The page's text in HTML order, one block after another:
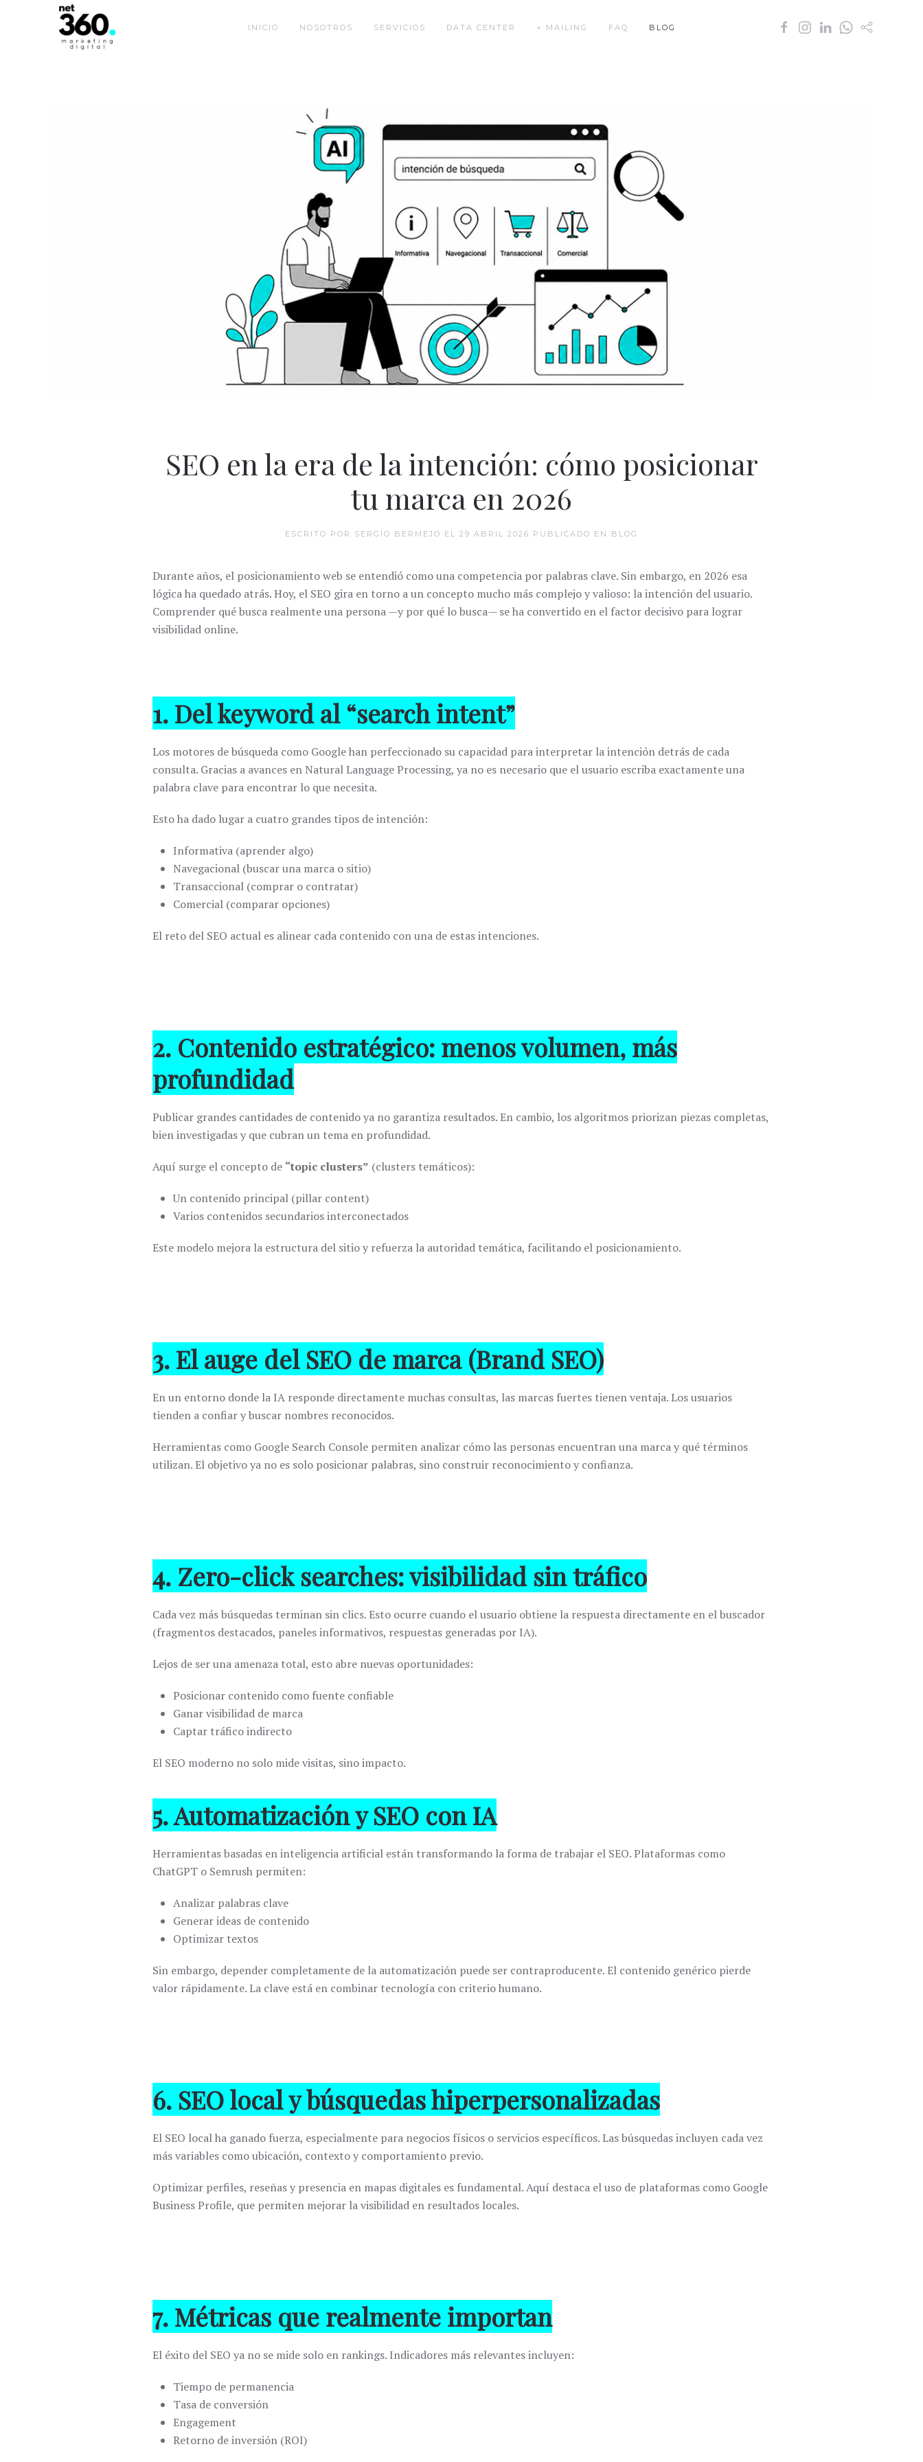
INICIO NOSOTROS SERVICIOS DATA CENTER + MAILING FAQ BLOG
SEO en la era de la intención: cómo posicionar
tu marca en 2026
ESCRITO POR SERGIO BERMEJO EL 29 ABRIL 2026 PUBLICADO EN BLOG
Durante años, el posicionamiento web se entendió como una competencia por palabras clave. Sin embargo, en 2026 esa
lógica ha quedado atrás. Hoy, el SEO gira en torno a un concepto mucho más complejo y valioso: la intención del usuario.
Comprender qué busca realmente una persona —y por qué lo busca— se ha convertido en el factor decisivo para lograr
visibilidad online.
1. Del keyword al “search intent”
Los motores de búsqueda como Googlehan perfeccionado su capacidad para interpretar la intención detrás de cada
consulta. Gracias a avances en Natural Language Processing, ya no es necesario que el usuario escriba exactamente una
palabra clave para encontrar lo que necesita.
Esto ha dado lugar a cuatro grandes tipos de intención:
Informativa (aprender algo)
Navegacional (buscar una marca o sitio)
Transaccional (comprar o contratar)
Comercial (comparar opciones)
El reto del SEO actual es alinear cada contenido con una de estas intenciones.
2. Contenido estratégico: menos volumen, más
profundidad
Publicar grandes cantidades de contenido ya no garantiza resultados. En cambio, los algoritmos priorizan piezas completas,
bien investigadas y que cubran un tema en profundidad.
Aquí surge el concepto de “topic clusters” (clusters temáticos):
Un contenido principal (pillar content)
Varios contenidos secundarios interconectados
Este modelo mejora la estructura del sitio y refuerza la autoridad temática, facilitando el posicionamiento.
3. El auge del SEO de marca (Brand SEO)
En un entorno donde la IA responde directamente muchas consultas, las marcas fuertes tienen ventaja. Los usuarios
tienden a confiar y buscar nombres reconocidos.
Herramientas como Google Search Console permiten analizar cómo las personas encuentran una marca y qué términos
utilizan. El objetivo ya no es solo posicionar palabras, sino construir reconocimiento y confianza.
4. Zero-click searches: visibilidad sin tráfico
Cada vez más búsquedas terminan sin clics. Esto ocurre cuando el usuario obtiene la respuesta directamente en el buscador
(fragmentos destacados, paneles informativos, respuestas generadas por IA).
Lejos de ser una amenaza total, esto abre nuevas oportunidades:
Posicionar contenido como fuente confiable
Ganar visibilidad de marca
Captar tráfico indirecto
El SEO moderno no solo mide visitas, sino impacto.
5. Automatización y SEO con IA
Herramientas basadas en inteligencia artificial están transformando la forma de trabajar el SEO. Plataformas como
ChatGPT o Semrush permiten:
Analizar palabras clave
Generar ideas de contenido
Optimizar textos
Sin embargo, depender completamente de la automatización puede ser contraproducente. El contenido genérico pierde
valor rápidamente. La clave está en combinar tecnología con criterio humano.
6. SEO local y búsquedas hiperpersonalizadas
El SEO local ha ganado fuerza, especialmente para negocios físicos o servicios específicos. Las búsquedas incluyen cada vez
más variables como ubicación, contexto y comportamiento previo.
Optimizar perfiles, reseñas y presencia en mapas digitales es fundamental. Aquí destaca el uso de plataformas como Google
Business Profile, que permiten mejorar la visibilidad en resultados locales.
7. Métricas que realmente importan
El éxito del SEO ya no se mide solo en rankings. Indicadores más relevantes incluyen:
Tiempo de permanencia
Tasa de conversión
Engagement
Retorno de inversión (ROI)